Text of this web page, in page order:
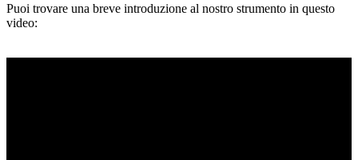
Puoi trovare una breve introduzione al nostro strumento in questo
video: